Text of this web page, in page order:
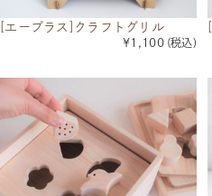
[エープラス]クラフトグリル
¥1,100 (税込)